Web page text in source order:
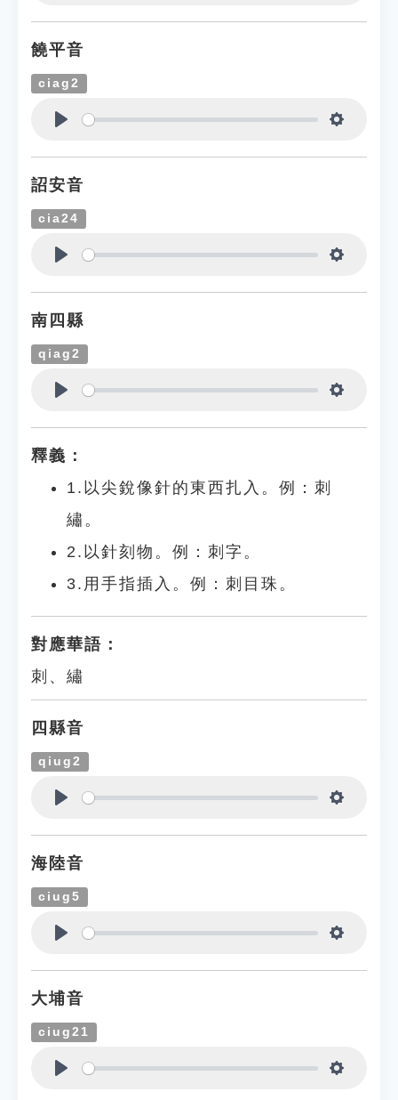
饒平音
ciag2
詔安音
cia24
南四縣
qiag2
釋義：
1.以尖銳像針的東西扎入。例：刺
繡。
2.以針刻物。例：刺字。
3.用手指插入。例：刺目珠。
對應華語：
刺、繡
四縣音
qiug2
海陸音
ciug5
大埔音
ciug21